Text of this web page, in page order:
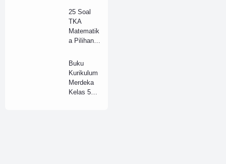
K Tahun
2025 dan
Kunci
Jawaban
25 Soal
TKA
Matematik
a Pilihan
Tahun
2025 +
Kunci
Jawaban
Buku
Kurikulum
Merdeka
Kelas 5